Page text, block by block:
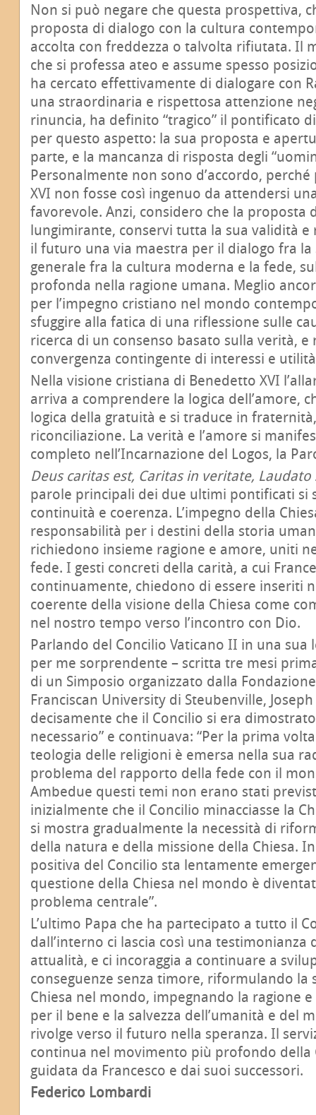
Non si può negare che questa prospettiva,
proposta di dialogo con la cultura
accolta con freddezza o talvolta rifiutata. Il
che si professa ateo e assume spesso
ha cercato effettivamente di dialogare con
una straordinaria e rispettosa attenzione
rinuncia, ha definito “tragico” il pontificato
per questo aspetto: la sua proposta e
parte, e la mancanza di risposta degli
Personalmente non sono d’accordo,
XVI non fosse così ingenuo da attendersi
favorevole. Anzi, considero che la proposta
lungimirante, conservi tutta la sua validità
il futuro una via maestra per il dialogo fra la
generale fra la cultura moderna e la fede,
profonda nella ragione umana. Meglio
per l’impegno cristiano nel mondo
sfuggire alla fatica di una riflessione sulle
ricerca di un consenso basato sulla verità, e
convergenza contingente di interessi e
Nella visione cristiana di Benedetto XVI
arriva a comprendere la logica dell’amore,
logica della gratuità e si traduce in
riconciliazione. La verità e l’amore si
completo nell’Incarnazione del Logos, la
Deus caritas est, Caritas in veritate, Laudato
parole principali dei due ultimi pontificati si
continuità e coerenza. L’impegno della
responsabilità per i destini della storia
richiedono insieme ragione e amore, uniti
fede. I gesti concreti della carità, a cui
continuamente, chiedono di essere inseriti
coerente della visione della Chiesa come
nel nostro tempo verso l’incontro con Dio.
Parlando del Concilio Vaticano II in una
per me sorprendente – scritta tre mesi
di un Simposio organizzato dalla
Franciscan University di Steubenville,
decisamente che il Concilio si era
necessario” e continuava: “Per la prima
teologia delle religioni è emersa nella sua
problema del rapporto della fede con il
Ambedue questi temi non erano stati
inizialmente che il Concilio minacciasse la
si mostra gradualmente la necessità di
della natura e della missione della Chiesa.
positiva del Concilio sta lentamente
questione della Chiesa nel mondo è
problema centrale”.
L’ultimo Papa che ha partecipato a tutto il
dall’interno ci lascia così una testimonianza
attualità, e ci incoraggia a continuare a
conseguenze senza timore, riformulando la
Chiesa nel mondo, impegnando la ragione
per il bene e la salvezza dell’umanità e del
rivolge verso il futuro nella speranza. Il
continua nel movimento più profondo della
guidata da Francesco e dai suoi successori.
Federico Lombardi